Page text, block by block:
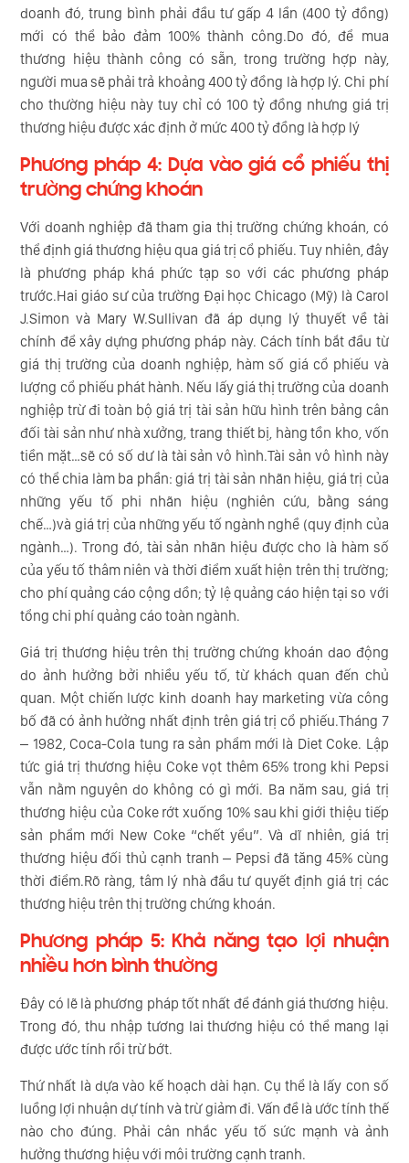
doanh đó, trung bình phải đầu tư gấp 4 lần (400 tỷ đồng)
mới có thể bảo đảm 100% thành công.Do đó, để mua
thương hiệu thành công có sẵn, trong trường hợp này,
người mua sẽ phải trả khoảng 400 tỷ đồng là hợp lý. Chi phí
cho thường hiệu này tuy chỉ có 100 tỷ đồng nhưng giá trị
thương hiệu được xác định ở mức 400 tỷ đồng là hợp lý
Phương pháp 4: Dựa vào giá cổ phiếu thị
trường chứng khoán
Với doanh nghiệp đã tham gia thị trường chứng khoán, có
thể định giá thương hiệu qua giá trị cổ phiếu. Tuy nhiên, đây
là phương pháp khá phức tạp so với các phương pháp
trước.Hai giáo sư của trường Đại học Chicago (Mỹ) là Carol
J.Simon và Mary W.Sullivan đã áp dụng lý thuyết về tài
chính để xây dựng phương pháp này. Cách tính bắt đầu từ
giá thị trường của doanh nghiệp, hàm số giá cổ phiếu và
lượng cổ phiếu phát hành. Nếu lấy giá thị trường của doanh
nghiệp trừ đi toàn bộ giá trị tài sản hữu hình trên bảng cân
đối tài sản như nhà xưởng, trang thiết bị, hàng tồn kho, vốn
tiền mặt…sẽ có số dư là tài sản vô hình.Tài sản vô hình này
có thể chia làm ba phần: giá trị tài sản nhãn hiệu, giá trị của
những yếu tố phi nhãn hiệu (nghiên cứu, bằng sáng
chế…)và giá trị của những yếu tố ngành nghề (quy định của
ngành…). Trong đó, tài sản nhãn hiệu được cho là hàm số
của yếu tố thâm niên và thời điểm xuất hiện trên thị trường;
cho phí quảng cáo cộng dồn; tỷ lệ quảng cáo hiện tại so với
tổng chi phí quảng cáo toàn ngành.
Giá trị thương hiệu trên thị trường chứng khoán dao động
do ảnh hưởng bởi nhiều yếu tố, từ khách quan đến chủ
quan. Một chiến lược kinh doanh hay marketing vừa công
bố đã có ảnh hưởng nhất định trên giá trị cổ phiếu.Tháng 7
– 1982, Coca-Cola tung ra sản phẩm mới là Diet Coke. Lập
tức giá trị thương hiệu Coke vọt thêm 65% trong khi Pepsi
vẫn nằm nguyên do không có gì mới. Ba năm sau, giá trị
thương hiệu của Coke rớt xuống 10% sau khi giới thiệu tiếp
sản phẩm mới New Coke “chết yểu”. Và dĩ nhiên, giá trị
thương hiệu đối thủ cạnh tranh – Pepsi đã tăng 45% cùng
thời điểm.Rõ ràng, tâm lý nhà đầu tư quyết định giá trị các
thương hiệu trên thị trường chứng khoán.
Phương pháp 5: Khả năng tạo lợi nhuận
nhiều hơn bình thường
Đây có lẽ là phương pháp tốt nhất để đánh giá thương hiệu.
Trong đó, thu nhập tương lai thương hiệu có thể mang lại
được ước tính rồi trừ bớt.
Thứ nhất là dựa vào kế hoạch dài hạn. Cụ thể là lấy con số
luồng lợi nhuận dự tính và trừ giảm đi. Vấn đề là ước tính thế
nào cho đúng. Phải cân nhắc yếu tố sức mạnh và ảnh
hưởng thương hiệu với môi trường cạnh tranh.